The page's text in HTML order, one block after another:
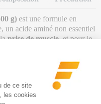
g) est une formule en
un acide aminé non essentiel
laprise de muscle,et pour le
véritable booster d'énergie
glycogène à niveau pour
l'effort. En effet, elle est
le catabolisme